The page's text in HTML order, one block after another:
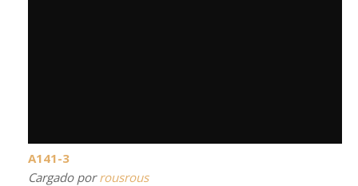
A141-3
Cargado porrousrous